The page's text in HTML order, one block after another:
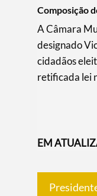
Composição
A Câmara
designado
cidadãos
retificada lei
EM